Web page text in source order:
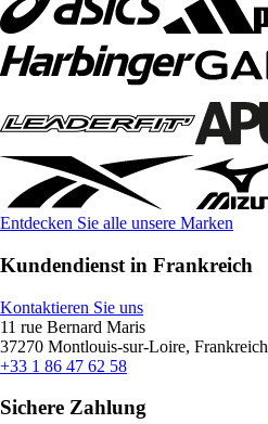
Entdecken Sie alle unsere Marken
Kundendienst in Frankreich
Kontaktieren Sie uns
11 rue Bernard Maris
37270 Montlouis-sur-Loire, Frankreich
+33 1 86 47 62 58
Sichere Zahlung